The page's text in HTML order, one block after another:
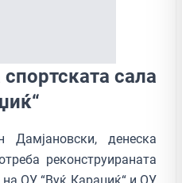
сала
Дамјановски, денеска
реконструираната
ОУ “Вуќ Караџиќ“ и ОУ